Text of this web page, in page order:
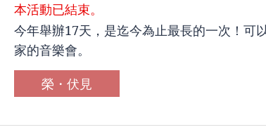
本活動已結束。
今年舉辦17天，是迄今為止最長的一次！可
家的音樂會。
榮・伏見